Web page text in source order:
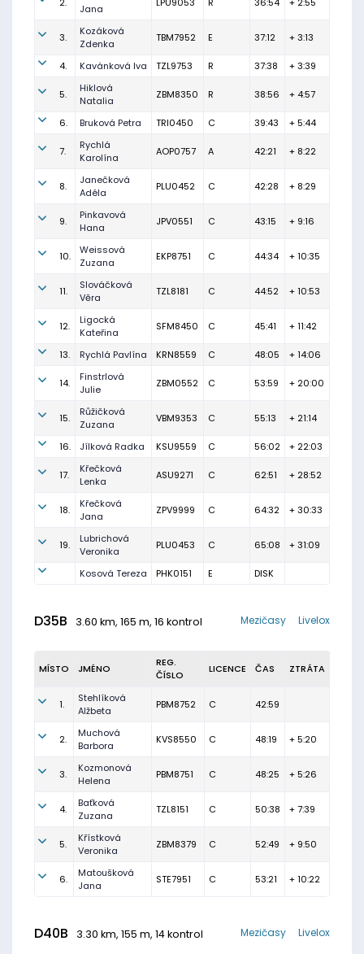
Jana
3.
Kozáková
Zdenka
TBM7952 E 37:12 + 3:13
4. Kavánková Iva TZL9753 R 37:38 + 3:39
5.
Hiklová
Natalia
ZBM8350 R 38:56 + 4:57
6. Bruková Petra TRI0450 C 39:43 + 5:44
7.
Rychlá
Karolína
AOP0757 A 42:21 + 8:22
8.
Janečková
Adéla
PLU0452 C 42:28 + 8:29
9.
Pinkavová
Hana
JPV0551 C 43:15 + 9:16
10.
Weissová
Zuzana
EKP8751 C 44:34 + 10:35
11.
Slováčková
Věra
TZL8181 C 44:52 + 10:53
12.
Ligocká
Kateřina
SFM8450 C 45:41 + 11:42
13. Rychlá Pavlína KRN8559 C 48:05 + 14:06
14.
Finstrlová
Julie
ZBM0552 C 53:59 + 20:00
15.
Růžičková
Zuzana
VBM9353 C 55:13 + 21:14
16. Jílková Radka KSU9559 C 56:02 + 22:03
17.
Křečková
Lenka
ASU9271 C 62:51 + 28:52
18.
Křečková
Jana
ZPV9999 C 64:32 + 30:33
19.
Lubrichová
Veronika
PLU0453 C 65:08 + 31:09
Kosová Tereza PHK0151 E DISK
D35B 3.60 km, 165 m, 16 kontrol Livelox
Mezičasy
MÍSTO JMÉNO
REG.
ČÍSLO
LICENCE ČAS ZTRÁTA
1.
Stehlíková
Alžbeta
PBM8752 C 42:59
2.
Muchová
Barbora
KVS8550 C 48:19 + 5:20
3.
Kozmonová
Helena
PBM8751 C 48:25 + 5:26
4.
Baťková
Zuzana
TZL8151 C 50:38 + 7:39
5.
Křístková
Veronika
ZBM8379 C 52:49 + 9:50
6.
Matoušková
Jana
STE7951 C 53:21 + 10:22
D40B 3.30 km, 155 m, 14 kontrol Livelox
Mezičasy